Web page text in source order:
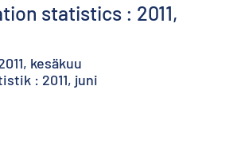
statistics : 2011,
kesäkuu
: 2011, juni